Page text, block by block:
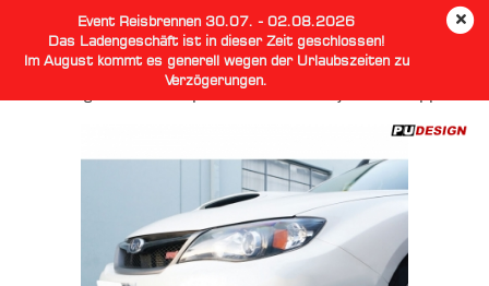
Event Reisbrennen 30.07. - 02.08.2026
Das Ladengeschäft ist in dieser Zeit geschlossen!
Im August kommt es generell wegen der Urlaubszeiten zu
Verzögerungen.
PU Design Subaru Impreza GR CS2 Style Frontlippe